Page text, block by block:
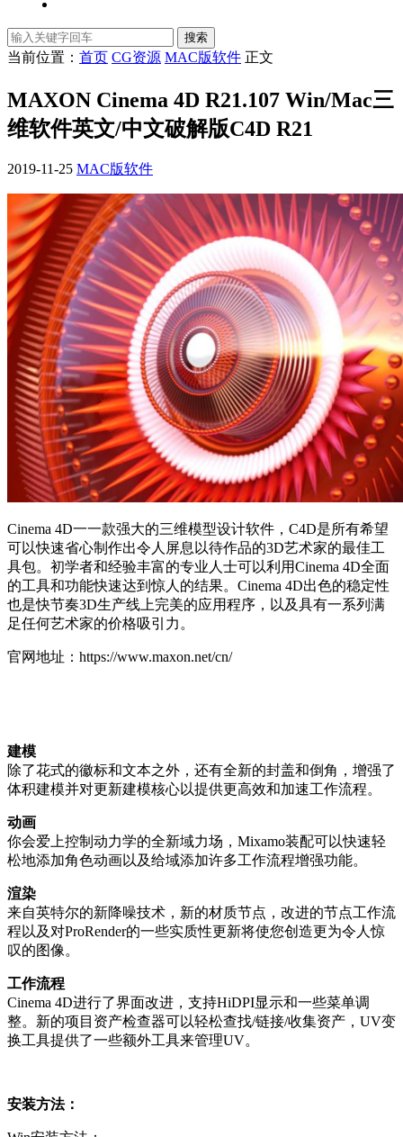
搜索
当前位置： 首页 CG资源 MAC版软件 正文
MAXON Cinema 4D R21.107 Win/Mac三
维软件英文/中文破解版C4D R21
2019-11-25 MAC版软件
Cinema 4D一一款强大的三维模型设计软件，C4D是所有希望
可以快速省心制作出令人屏息以待作品的3D艺术家的最佳工
具包。初学者和经验丰富的专业人士可以利用Cinema 4D全面
的工具和功能快速达到惊人的结果。Cinema 4D出色的稳定性
也是快节奏3D生产线上完美的应用程序，以及具有一系列满
足任何艺术家的价格吸引力。
官网地址：https://www.maxon.net/cn/
建模
除了花式的徽标和文本之外，还有全新的封盖和倒角，增强了
体积建模并对更新建模核心以提供更高效和加速工作流程。
动画
你会爱上控制动力学的全新域力场，Mixamo装配可以快速轻
松地添加角色动画以及给域添加许多工作流程增强功能。
渲染
来自英特尔的新降噪技术，新的材质节点，改进的节点工作流
程以及对ProRender的一些实质性更新将使您创造更为令人惊
叹的图像。
工作流程
Cinema 4D进行了界面改进，支持HiDPI显示和一些菜单调
整。新的项目资产检查器可以轻松查找/链接/收集资产，UV变
换工具提供了一些额外工具来管理UV。
安装方法：